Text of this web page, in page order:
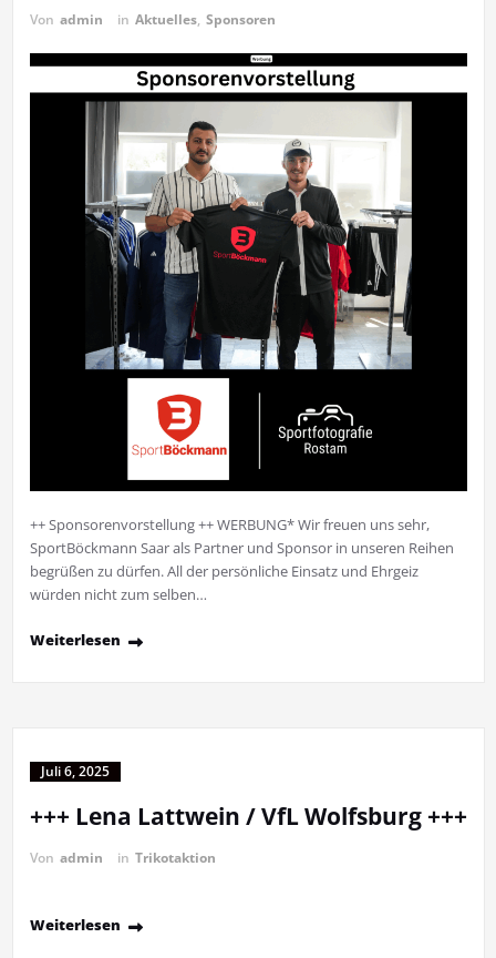
Von admin in Aktuelles, Sponsoren
++ Sponsorenvorstellung ++ WERBUNG* Wir freuen uns sehr,
SportBöckmann Saar als Partner und Sponsor in unseren Reihen
begrüßen zu dürfen. All der persönliche Einsatz und Ehrgeiz
würden nicht zum selben…
Weiterlesen
Juli 6, 2025
+++ Lena Lattwein / VfL Wolfsburg +++
Von admin in Trikotaktion
Weiterlesen